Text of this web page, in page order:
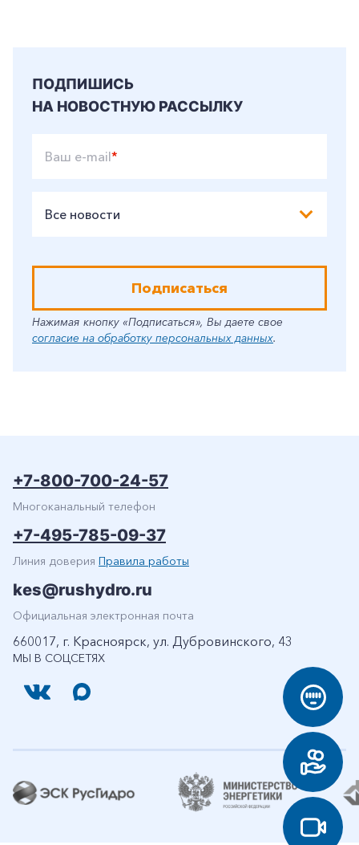
ПОДПИШИСЬ
НА НОВОСТНУЮ РАССЫЛКУ
Ваш e-mail*
Все новости
Подписаться
Нажимая кнопку «Подписаться», Вы даете свое
согласие на обработку персональных данных.
МЫ В СОЦСЕТЯХ
+7-800-700-24-57
Многоканальный телефон
+7-495-785-09-37
Линия доверия Правила работы
kes@rushydro.ru
Официальная электронная почта
660017, г. Красноярск, ул. Дубровинского, 43